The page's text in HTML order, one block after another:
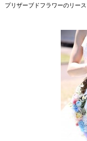
プリザーブドフラワーのリー